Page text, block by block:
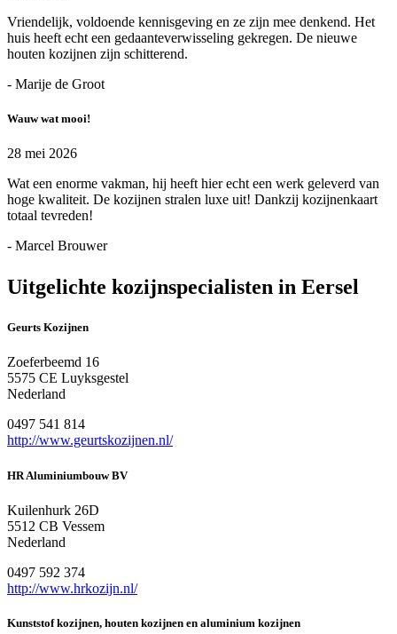
Vriendelijk, voldoende kennisgeving en ze zijn mee denkend. Het
huis heeft echt een gedaanteverwisseling gekregen. De nieuwe
houten kozijnen zijn schitterend.
- Marije de Groot
Wauw wat mooi!
28 mei 2026
Wat een enorme vakman, hij heeft hier echt een werk geleverd van
hoge kwaliteit. De kozijnen stralen luxe uit! Dankzij kozijnenkaart
totaal tevreden!
- Marcel Brouwer
Uitgelichte kozijnspecialisten in Eersel
Geurts Kozijnen
Zoeferbeemd 16
5575 CE Luyksgestel
Nederland
0497 541 814
http://www.geurtskozijnen.nl/
HR Aluminiumbouw BV
Kuilenhurk 26D
5512 CB Vessem
Nederland
0497 592 374
http://www.hrkozijn.nl/
Kunststof kozijnen, houten kozijnen en aluminium kozijnen